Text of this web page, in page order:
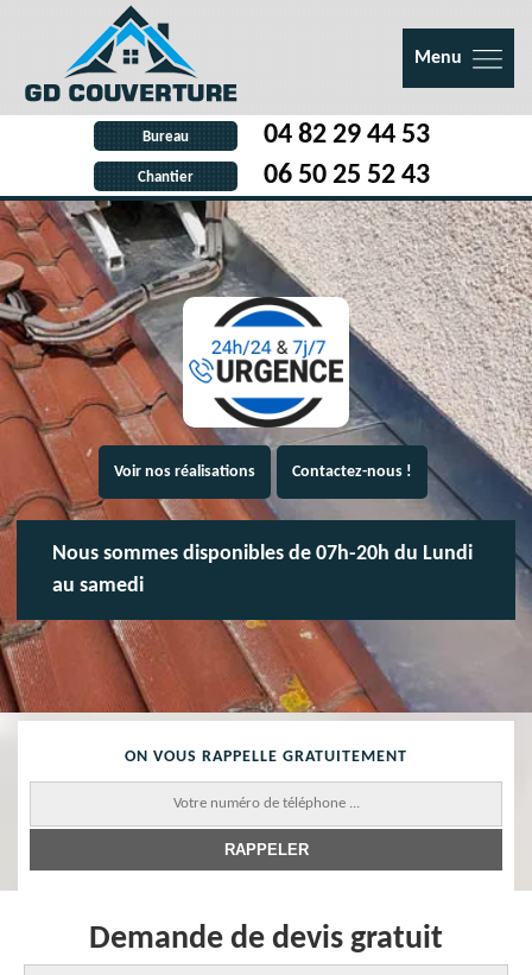
Menu
Bureau 04 82 29 44 53
Chantier 06 50 25 52 43
Voir nos réalisations Contactez-nous !
Nous sommes disponibles de 07h-20h du Lundi
au samedi
ON VOUS RAPPELLE GRATUITEMENT
Demande de devis gratuit